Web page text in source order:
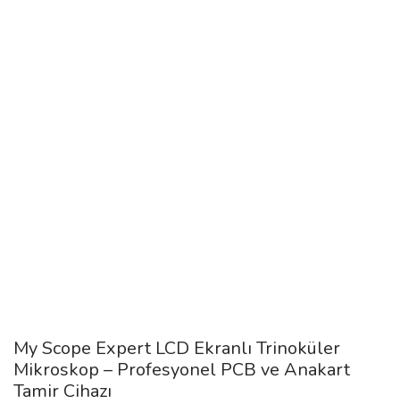
My Scope Expert LCD Ekranlı Trinoküler
Mikroskop – Profesyonel PCB ve Anakart
Tamir Cihazı